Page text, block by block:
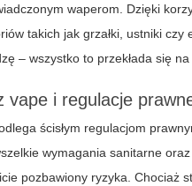
waperom. Dzięki
takich jak grzałki, ustniki
– wszystko to przekłada się
vape i regulacje
ścisłym regulacjom
wymagania sanitarne
pozbawiony ryzyka. Chociaż